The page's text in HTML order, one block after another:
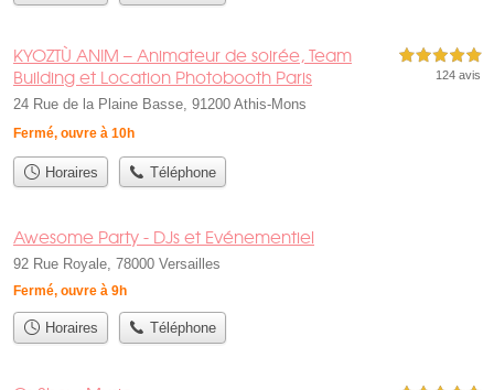
KYOZTÙ ANIM – Animateur de soirée, Team
Building et Location Photobooth Paris
24 Rue de la Plaine Basse, 91200 Athis-Mons
Fermé, ouvre à 10h
5,0 étoiles sur 5
124 avis
Horaires Téléphone
Awesome Party - DJs et Evénementiel
92 Rue Royale, 78000 Versailles
Fermé, ouvre à 9h
Horaires Téléphone